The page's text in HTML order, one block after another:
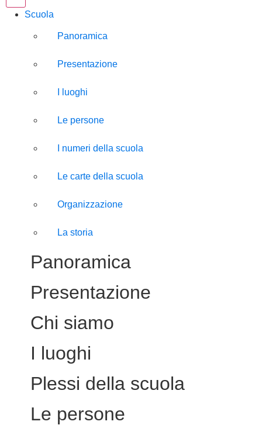
Scuola
Panoramica
Presentazione
I luoghi
Le persone
I numeri della scuola
Le carte della scuola
Organizzazione
La storia
Panoramica
Presentazione
Chi siamo
I luoghi
Plessi della scuola
Le persone